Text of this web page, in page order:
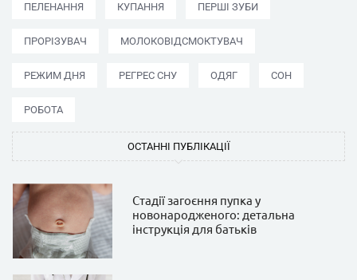
ПЕЛЕНАННЯ КУПАННЯ ПЕРШІ ЗУБИ
ПРОРІЗУВАЧ МОЛОКОВІДСМОКТУВАЧ
РЕЖИМ ДНЯ РЕГРЕС СНУ ОДЯГ СОН
РОБОТА
ОСТАННІ ПУБЛІКАЦІЇ
Стадії загоєння пупка у
новонародженого: детальна
інструкція для батьків